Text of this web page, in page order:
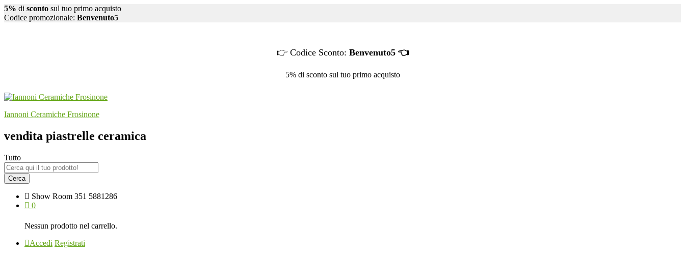
5% di sconto sul tuo primo acquisto
Codice promozionale: Benvenuto5
👉 Codice Sconto: Benvenuto5 👈
5% di sconto sul tuo primo acquisto
Iannoni Ceramiche Frosinone
vendita piastrelle ceramica
Tutto
Cerca
Show Room 351 5881286
0
Nessun prodotto nel carrello.
Accedi Registrati